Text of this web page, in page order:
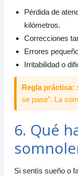
Pérdida de
kilómetros.
Correcciones
Errores
Irritabilidad o
Regla práctica:
se pase”. La
6. Qué
Si sentís sueño o